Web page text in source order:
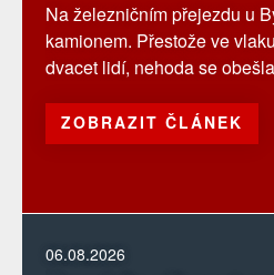
06.08.2026
Na železničním přejezdu u
kamionem. Přestože ve
dvacet lidí, nehoda se
ZOBRAZIT ČLÁNEK